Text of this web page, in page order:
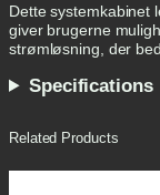
Dette systemkabinet
giver brugerne
strømløsning, der
Specifications
Related Products